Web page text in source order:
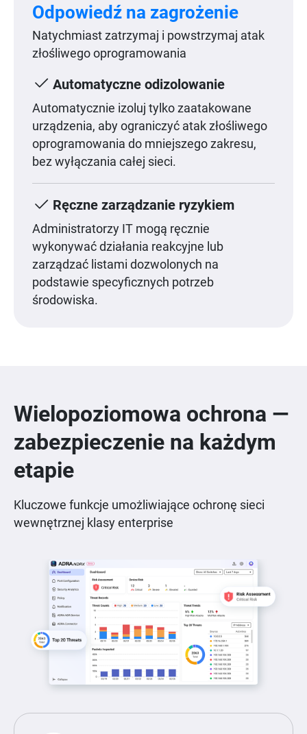
Odpowiedź na zagrożenie
Natychmiast zatrzymaj i powstrzymaj atak
złośliwego oprogramowania
Automatyczne odizolowanie
Automatycznie izoluj tylko zaatakowane
urządzenia, aby ograniczyć atak złośliwego
oprogramowania do mniejszego zakresu,
bez wyłączania całej sieci.
Ręczne zarządzanie ryzykiem
Administratorzy IT mogą ręcznie
wykonywać działania reakcyjne lub
zarządzać listami dozwolonych na
podstawie specyficznych potrzeb
środowiska.
Wielopoziomowa ochrona —
zabezpieczenie na każdym
etapie
Kluczowe funkcje umożliwiające ochronę sieci
wewnętrznej klasy enterprise